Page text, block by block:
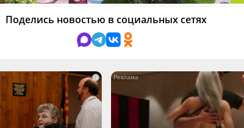
Поделись новостью в социальных сетях
i